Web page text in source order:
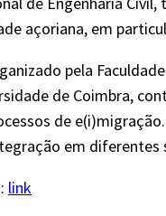
açoriana, em
pela
de Coimbra,
de
em
link